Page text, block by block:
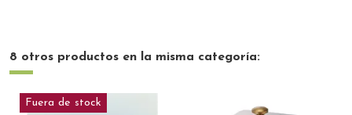
8 otros productos en la misma categoría:
Fuera de stock